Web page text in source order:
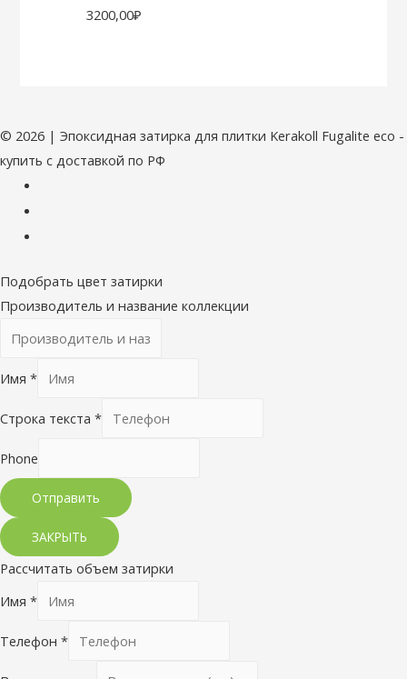
3200,00₽
© 2026 | Эпоксидная затирка для плитки Kerakoll Fugalite eco -
купить с доставкой по РФ
Подобрать цвет затирки
Производитель и название коллекции
Имя *
Строка текста *
Phone
Отправить
ЗАКРЫТЬ
Рассчитать объем затирки
Имя *
Телефон *